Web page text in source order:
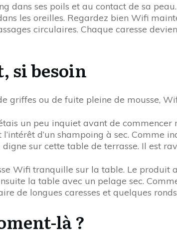
dans ses poils et au contact de sa
les oreilles. Regardez bien Wifi
circulaires. Chaque caresse
si besoin
griffes ou de fuite pleine de mousse,
un peu inquiet avant de
d’un shampoing à sec. Comme
sur cette table de terrasse. Il est
Wifi tranquille sur la table. Le produit
la table avec un pelage sec.
de longues caresses et quelques
là ?